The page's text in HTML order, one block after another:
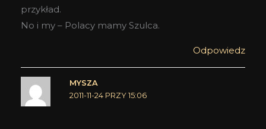
przykład.
No i my – Polacy mamy Szulca.
Odpowiedz
MYSZA
2011-11-24 PRZY 15:06